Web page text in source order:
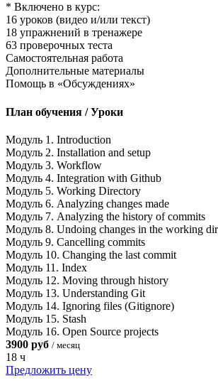
* Включено в курс:
16 уроков (видео и/или текст)
18 упражнений в тренажере
63 проверочных теста
Самостоятельная работа
Дополнительные материалы
Помощь в «Обсуждениях»
План обучения / Уроки
Модуль 1. Introduction
Модуль 2. Installation and setup
Модуль 3. Workflow
Модуль 4. Integration with Github
Модуль 5. Working Directory
Модуль 6. Analyzing changes made
Модуль 7. Analyzing the history of commits
Модуль 8. Undoing changes in the working
Модуль 9. Cancelling commits
Модуль 10. Changing the last commit
Модуль 11. Index
Модуль 12. Moving through history
Модуль 13. Understanding Git
Модуль 14. Ignoring files (Gitignore)
Модуль 15. Stash
Модуль 16. Open Source projects
3900 руб / месяц
18 ч
Предложить цену